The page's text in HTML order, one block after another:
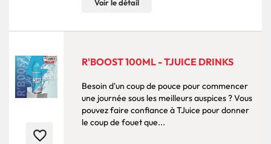
Voir le détail
favorite_border
R'BOOST 100ML - TJUICE DRINKS
Besoin d'un coup de pouce pour commencer
une journée sous les meilleurs auspices ? Vous
pouvez faire confiance à TJuice pour donner
le coup de fouet que...